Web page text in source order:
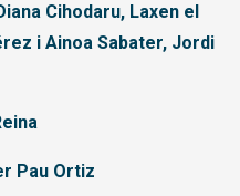
Cihodaru, Laxen el
i Ainoa Sabater, Jordi
Pau Ortiz